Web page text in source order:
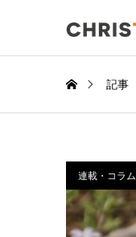
記事
連載・コラム